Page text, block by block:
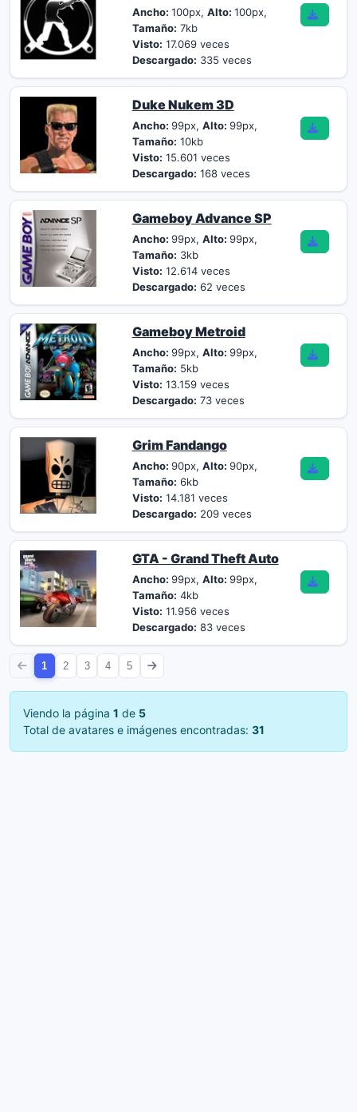
Ancho: 100px, Alto: 100px,
Tamaño: 7kb
Visto: 17.069 veces
Descargado: 335 veces
Duke Nukem 3D
Ancho: 99px, Alto: 99px,
Tamaño: 10kb
Visto: 15.601 veces
Descargado: 168 veces
Gameboy Advance SP
Ancho: 99px, Alto: 99px,
Tamaño: 3kb
Visto: 12.614 veces
Descargado: 62 veces
Gameboy Metroid
Ancho: 99px, Alto: 99px,
Tamaño: 5kb
Visto: 13.159 veces
Descargado: 73 veces
Grim Fandango
Ancho: 90px, Alto: 90px,
Tamaño: 6kb
Visto: 14.181 veces
Descargado: 209 veces
GTA - Grand Theft Auto
Ancho: 99px, Alto: 99px,
Tamaño: 4kb
Visto: 11.956 veces
Descargado: 83 veces
1 2 3 4 5
Viendo la página 1 de 5
Total de avatares e imágenes encontradas: 31